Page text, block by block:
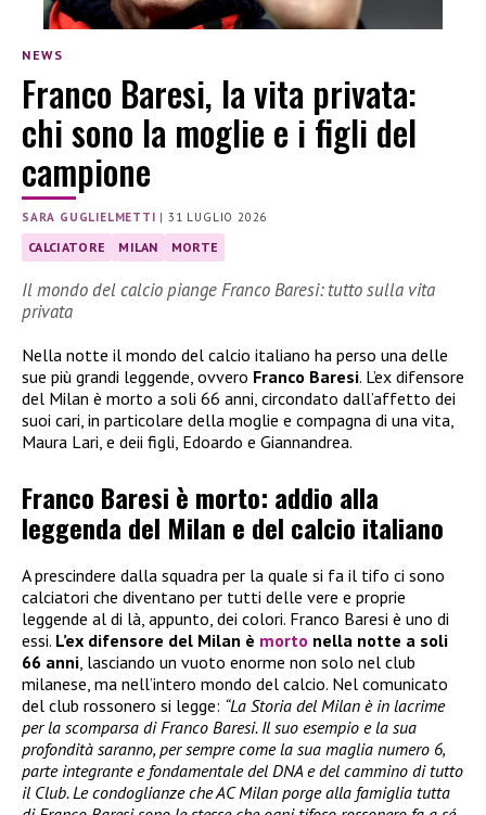
NEWS
Franco Baresi, la vita privata:
chi sono la moglie e i figli del
campione
SARA GUGLIELMETTI |31 LUGLIO 2026
CALCIATORE MILAN MORTE
Il mondo del calcio piange Franco Baresi: tutto sulla vita
privata
Nella notte il mondo del calcio italiano ha perso una delle
sue più grandi leggende, ovvero Franco Baresi. L’ex difensore
del Milan è morto a soli 66 anni, circondato dall’affetto dei
suoi cari, in particolare della moglie e compagna di una vita,
Maura Lari, e deii figli, Edoardo e Giannandrea.
Franco Baresi è morto: addio alla
leggenda del Milan e del calcio italiano
A prescindere dalla squadra per la quale si fa il tifo ci sono
calciatori che diventano per tutti delle vere e proprie
leggende al di là, appunto, dei colori. Franco Baresi è uno di
essi. L’ex difensore del Milan è morto nella notte a soli
66 anni , lasciando un vuoto enorme non solo nel club
milanese, ma nell’intero mondo del calcio. Nel comunicato
del club rossonero si legge: “La Storia del Milan è in lacrime
per la scomparsa di Franco Baresi. Il suo esempio e la sua
profondità saranno, per sempre come la sua maglia numero 6,
parte integrante e fondamentale del DNA e del cammino di tutto
il Club. Le condoglianze che AC Milan porge alla famiglia tutta